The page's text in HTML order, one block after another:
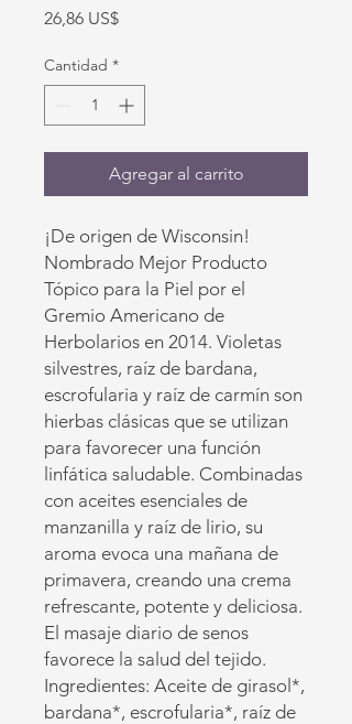
26,86 US$Precio
Cantidad *
Agregar al carrito
¡De origen de Wisconsin!
Nombrado Mejor Producto
Tópico para la Piel por el
Gremio Americano de
Herbolarios en 2014. Violetas
silvestres, raíz de bardana,
escrofularia y raíz de carmín son
hierbas clásicas que se utilizan
para favorecer una función
linfática saludable. Combinadas
con aceites esenciales de
manzanilla y raíz de lirio, su
aroma evoca una mañana de
primavera, creando una crema
refrescante, potente y deliciosa.
El masaje diario de senos
favorece la salud del tejido.
Ingredientes: Aceite de girasol*,
bardana*, escrofularia*, raíz de